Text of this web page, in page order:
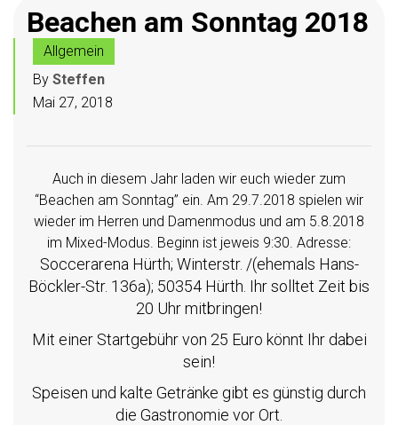
Beachen am Sonntag 2018
Allgemein
By Steffen
Mai 27, 2018
Auch in diesem Jahr laden wir euch wieder zum
“Beachen am Sonntag” ein. Am 29.7.2018 spielen wir
wieder im Herren und Damenmodus und am 5.8.2018
im Mixed-Modus. Beginn ist jeweis 9:30. Adresse:
Soccerarena Hürth; Winterstr. /(ehemals Hans-
Böckler-Str. 136a); 50354 Hürth. Ihr solltet Zeit bis
20 Uhr mitbringen!
Mit einer Startgebühr von 25 Euro könnt Ihr dabei
sein!
Speisen und kalte Getränke gibt es günstig durch
die Gastronomie vor Ort.